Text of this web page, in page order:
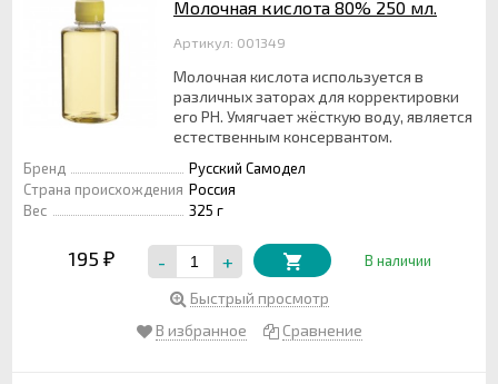
Молочная кислота 80% 250 мл.
Артикул: 001349
Молочная кислота используется в
различных заторах для корректировки
его PH. Умягчает жёсткую воду, является
естественным консервантом.
Бренд
Русский Самодел
Страна происхождения Россия
Вес
325 г
195 ₽ - + В наличии
Быстрый просмотр
В избранное
Сравнение